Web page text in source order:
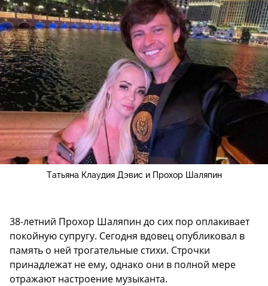
Татьяна Клаудия Дэвис и Прохор Шаляпин
38-летний Прохор Шаляпин до сих пор оплакивает
покойную супругу. Сегодня вдовец опубликовал в
память о ней трогательные стихи. Строчки
принадлежат не ему, однако они в полной мере
отражают настроение музыканта.